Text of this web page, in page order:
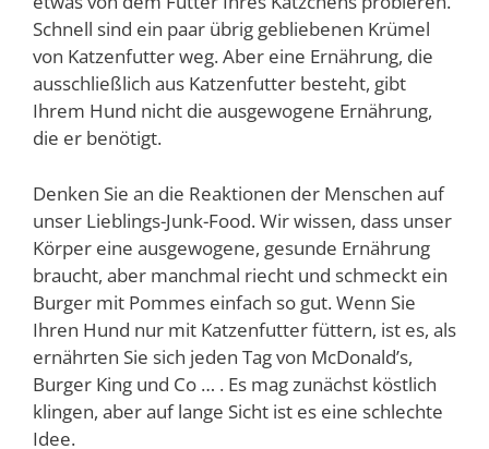
Schnell sind ein paar übrig gebliebenen Krümel
von Katzenfutter weg. Aber eine Ernährung, die
ausschließlich aus Katzenfutter besteht, gibt
Ihrem Hund nicht die ausgewogene Ernährung,
die er benötigt.
Denken Sie an die Reaktionen der Menschen auf
unser Lieblings-Junk-Food. Wir wissen, dass unser
Körper eine ausgewogene, gesunde Ernährung
braucht, aber manchmal riecht und schmeckt ein
Burger mit Pommes einfach so gut. Wenn Sie
Ihren Hund nur mit Katzenfutter füttern, ist es, als
ernährten Sie sich jeden Tag von McDonald’s,
Burger King und Co … . Es mag zunächst köstlich
klingen, aber auf lange Sicht ist es eine schlechte
Idee.